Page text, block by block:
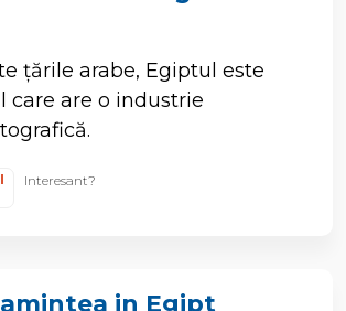
țările arabe, Egiptul este
care are o industrie
Interesant?
in Egipt